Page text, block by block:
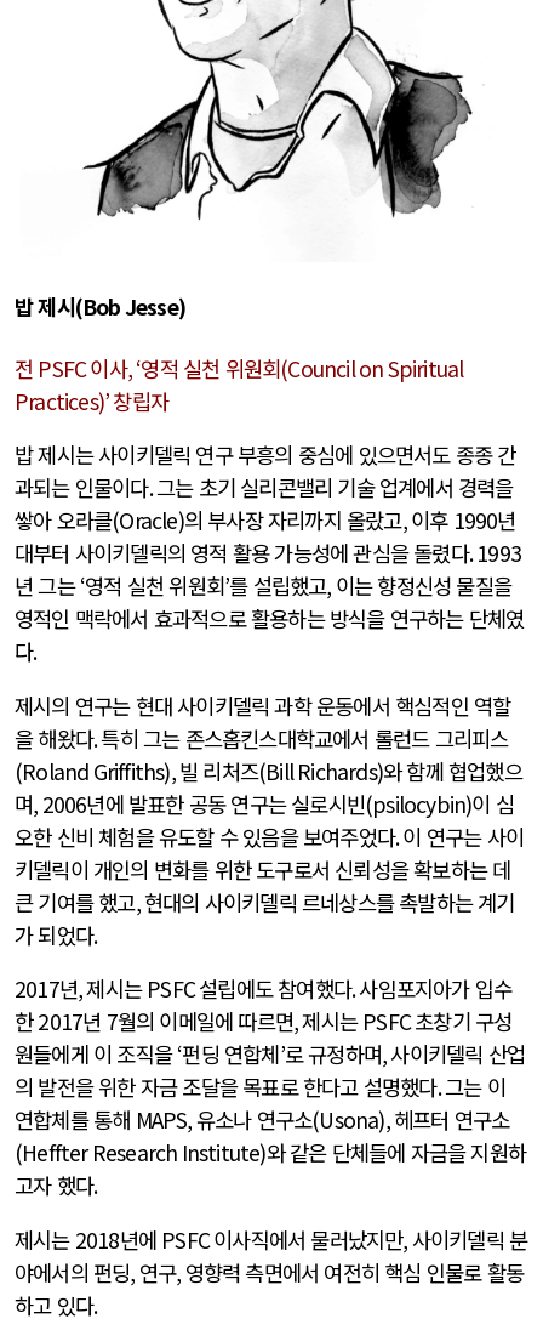
밥 제시(Bob Jesse)
전 PSFC이사, ‘영적 실천 위원회(Council on Spiritual
Practices)’창립자
밥 제시는 사이키델릭 연구 부흥의 중심에 있으면서도 종종 간
과되는 인물이다.그는 초기 실리콘밸리 기술 업계에서 경력을
쌓아 오라클(Oracle)의 부사장 자리까지 올랐고,이후 1990년
대부터 사이키델릭의 영적 활용 가능성에 관심을 돌렸다. 1993
년 그는‘영적 실천 위원회’를 설립했고, 이는 향정신성 물질을
영적인 맥락에서 효과적으로 활용하는 방식을 연구하는 단체였
다.
제시의 연구는 현대 사이키델릭 과학 운동에서 핵심적인 역할
을 해왔다.특히 그는 존스홉킨스대학교에서 롤런드 그리피스
(Roland Griffiths),빌 리처즈(Bill Richards)와 함께 협업했으
며, 2006년에 발표한 공동 연구는 실로시빈(psilocybin)이 심
오한 신비 체험을 유도할 수 있음을 보여주었다.이 연구는 사이
키델릭이 개인의 변화를 위한 도구로서 신뢰성을 확보하는 데
큰 기여를 했고,현대의 사이키델릭 르네상스를 촉발하는 계기
가 되었다.
2017년,제시는 PSFC설립에도 참여했다.사임포지아가 입수
한2017년 7월의 이메일에 따르면,제시는 PSFC초창기 구성
원들에게 이 조직을‘펀딩 연합체’로 규정하며,사이키델릭 산업
의 발전을 위한 자금 조달을 목표로 한다고 설명했다.그는 이
연합체를 통해 MAPS,유소나 연구소(Usona),헤프터 연구소
(Heffter Research Institute)와 같은 단체들에 자금을 지원하
고자 했다.
제시는 2018년에 PSFC이사직에서 물러났지만,사이키델릭 분
야에서의 펀딩, 연구, 영향력 측면에서 여전히 핵심 인물로 활동
하고 있다.